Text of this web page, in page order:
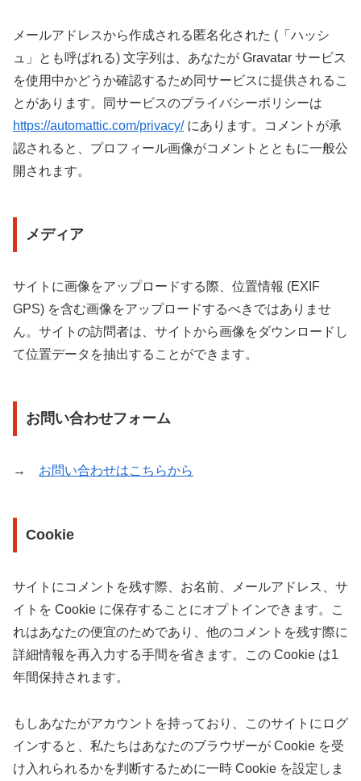
メールアドレスから作成される匿名化された (「ハッシ
ュ」とも呼ばれる) 文字列は、あなたが Gravatar サービス
を使用中かどうか確認するため同サービスに提供されるこ
とがあります。同サービスのプライバシーポリシーは
https://automattic.com/privacy/にあります。コメントが承
認されると、プロフィール画像がコメントとともに一般公
開されます。
メディア
サイトに画像をアップロードする際、位置情報 (EXIF
GPS) を含む画像をアップロードするべきではありませ
ん。サイトの訪問者は、サイトから画像をダウンロードし
て位置データを抽出することができます。
お問い合わせフォーム
→ お問い合わせはこちらから
Cookie
サイトにコメントを残す際、お名前、メールアドレス、サ
イトを Cookie に保存することにオプトインできます。こ
れはあなたの便宜のためであり、他のコメントを残す際に
詳細情報を再入力する手間を省きます。この Cookie は1
年間保持されます。
もしあなたがアカウントを持っており、このサイトにログ
インすると、私たちはあなたのブラウザーが Cookie を受
け入れられるかを判断するために一時 Cookie を設定しま